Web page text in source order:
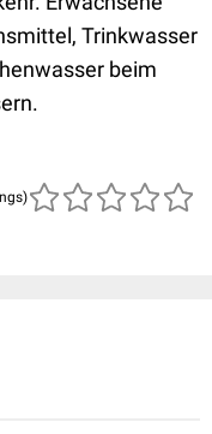
Trinkwasser
beim